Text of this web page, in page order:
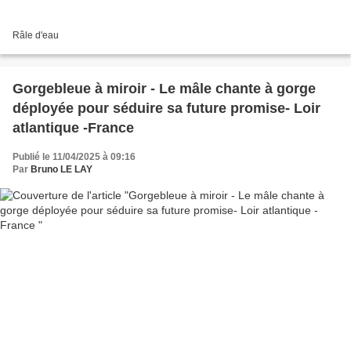
Râle d'eau
Gorgebleue à miroir - Le mâle chante à gorge
déployée pour séduire sa future promise- Loir
atlantique -France
Publié le 11/04/2025 à 09:16
Par Bruno LE LAY